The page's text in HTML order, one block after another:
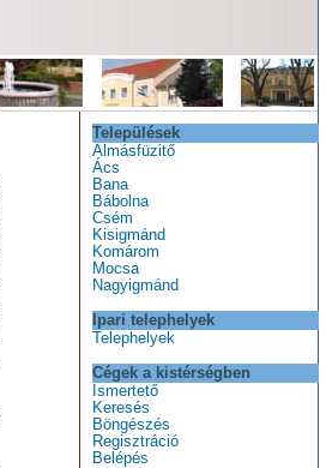
Települések
Almásfüzitő
Ács
Bana
Bábolna
Csém
Kisigmánd
Komárom
Mocsa
Nagyigmánd
Ipari telephelyek
Telephelyek
Cégek a kistérségben
Ismertető
Keresés
Böngészés
Regisztráció
Belépés